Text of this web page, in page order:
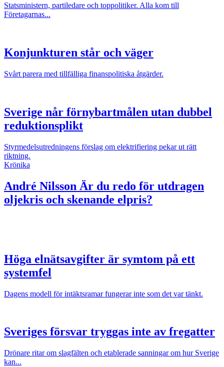
Statsministern, partiledare och toppolitiker. Alla kom till
Företagarnas...
Konjunkturen står och väger
Svårt parera med tillfälliga finanspolitiska åtgärder.
Sverige når förnybartmålen utan dubbel
reduktionsplikt
Styrmedelsutredningens förslag om elektrifiering pekar ut rätt
riktning.
Krönika
André Nilsson Är du redo för utdragen
oljekris och skenande elpris?
Höga elnätsavgifter är symtom på ett
systemfel
Dagens modell för intäktsramar fungerar inte som det var tänkt.
Sveriges försvar tryggas inte av fregatter
Drönare ritar om slagfälten och etablerade sanningar om hur Sverige
kan...